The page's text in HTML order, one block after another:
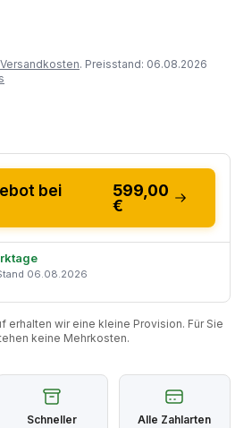
Versandkosten. Preisstand: 06.08.2026
bei
599,00
€
06.08.2026
erhalten wir eine kleine Provision. Für Sie
keine Mehrkosten.
Schneller
Alle Zahlarten